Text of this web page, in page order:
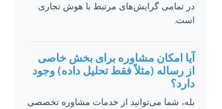
در تمامی گرایش‌های مرتبط با هوش تجاری
است.
آیا امکان مشاوره برای بخش خاصی
از رساله (مثلاً فقط تحلیل داده) وجود
دارد؟
بله، شما می‌توانید از خدمات مشاوره تخصصی